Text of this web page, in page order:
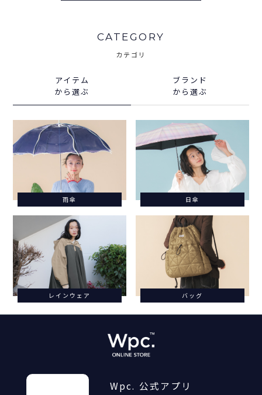
CATEGORY
カテゴリ
アイテム
から選ぶ
ブランド
から選ぶ
雨傘 日傘
レインウェア バッグ
Wpc. 公式アプリ